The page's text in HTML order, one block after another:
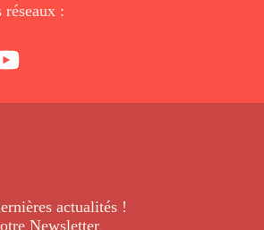
réseaux :
actualités !
Newsletter.